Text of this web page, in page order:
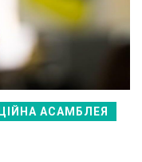
АСАМБЛЕЯ